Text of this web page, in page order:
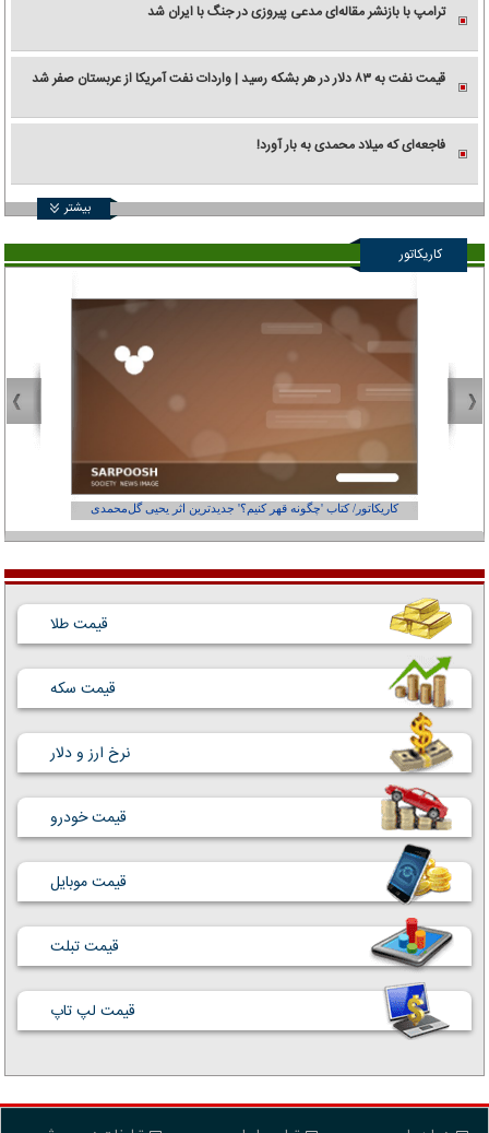
ترامپ با بازنشر مقاله‌ای مدعی پیروزی در جنگ با ایران شد
قیمت نفت به ۸۳ دلار در هر بشکه رسید | واردات نفت آمریکا از عربستان صفر شد
فاجعه‌ای که میلاد محمدی به بار آورد!
بیشتر
کاریکاتور
کاریکاتور/ کتاب 'چگونه قهر کنیم؟' جدیدترین اثر یحیی گل‌محمدی
قیمت طلا
قیمت سکه
نرخ ارز و دلار
قیمت خودرو
قیمت موبایل
قیمت تبلت
قیمت لپ تاپ